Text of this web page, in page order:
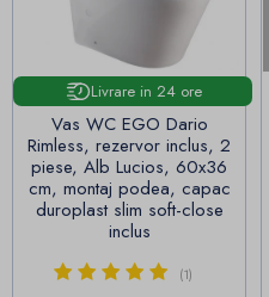
Livrare in 24 ore
Vas WC EGO Dario
Rimless, rezervor inclus, 2
piese, Alb Lucios, 60x36
cm, montaj podea, capac
duroplast slim soft-close
inclus
(1)